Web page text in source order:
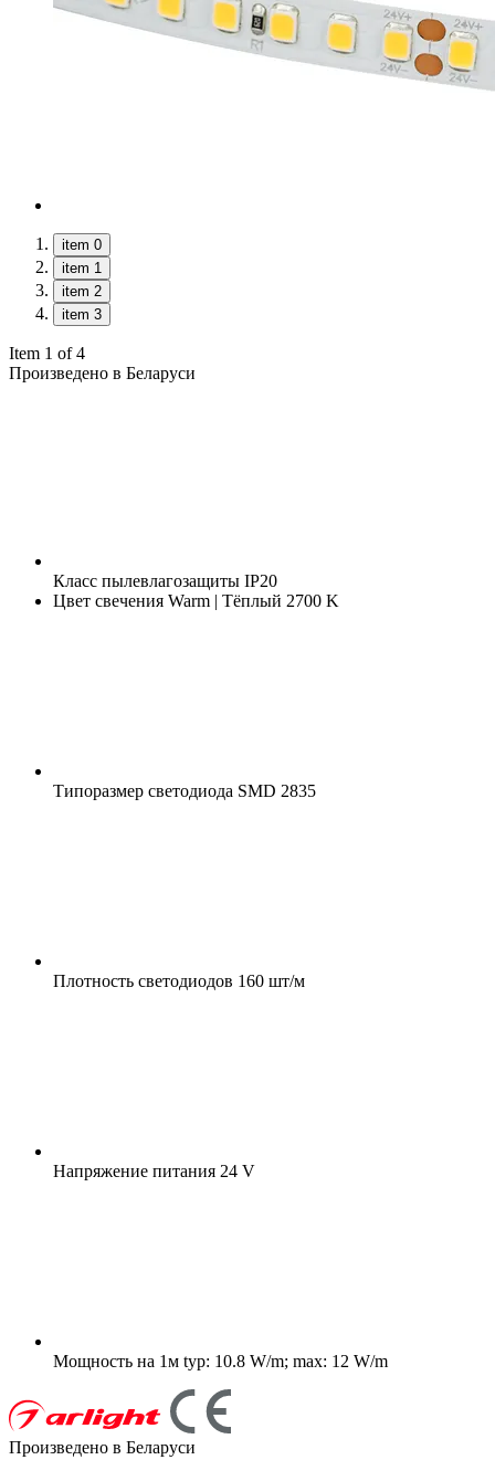
item 0
item 1
item 2
item 3
Item 1 of 4
Произведено в Беларуси
Класс пылевлагозащиты IP20
Цвет свечения Warm | Тёплый 2700 K
Типоразмер светодиода SMD 2835
Плотность светодиодов 160 шт/м
Напряжение питания 24 V
Мощность на 1м typ: 10.8 W/m; max: 12 W/m
Произведено в Беларуси